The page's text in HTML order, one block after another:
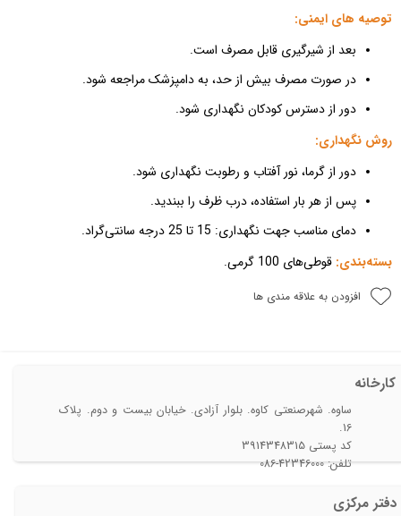
توصیه های ایمنی:
بعد از شیرگیری قابل مصرف است.
در صورت مصرف بیش از حد، به دامپزشک مراجعه شود.
دور از دسترس کودکان نگهداری شود.
روش نگهداری:
دور از گرما، نور آفتاب و رطوبت نگهداری شود.
پس از هر بار استفاده، درب ظرف را ببندید.
دمای مناسب جهت نگهداری: 15 تا 25 درجه سانتی‌گراد.
بسته‌بندی: قوطی‌های 100 گرمی.
افزودن به علاقه مندی ها
دفتر مرکزی​​​​​​​
ساوه. شهرصنعتی کاوه. بلوار آزادی. خیابان بیست و دوم. پلاک
16.
​​​​​​​کد پستی 3914348315
تلفن: 42346000-086​
کارخانه